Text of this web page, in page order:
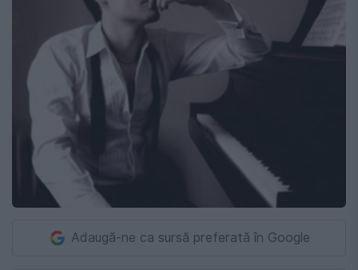
Adaugă-ne ca sursă preferată în Google